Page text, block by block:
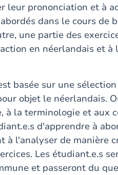
leur prononciation et à
dans le cours de
une partie des
en néerlandais et
basée sur une
objet le néerlandais.
la terminologie et aux
d'apprendre à
l'analyser de manière
Les étudiant.e.s
et passeront du